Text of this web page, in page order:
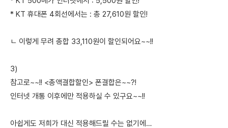
* KT 휴대폰 4회선에서는 : 총 27,610원 할인!
ㄴ 이렇게 무려 총합 33,110원이 할인되어요~~!!
3)
참고로~~!! <총액결합할인> 폰결합은~~?!
인터넷 개통 이후에만 적용하실 수 있구요~~!!
아쉽게도 저희가 대신 적용해드릴 수는 없기에…